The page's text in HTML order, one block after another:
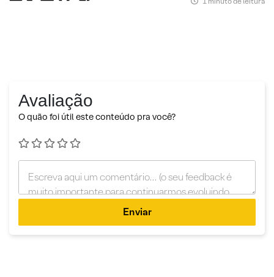
Avaliação
O quão foi útil este conteúdo pra você?
Enviar